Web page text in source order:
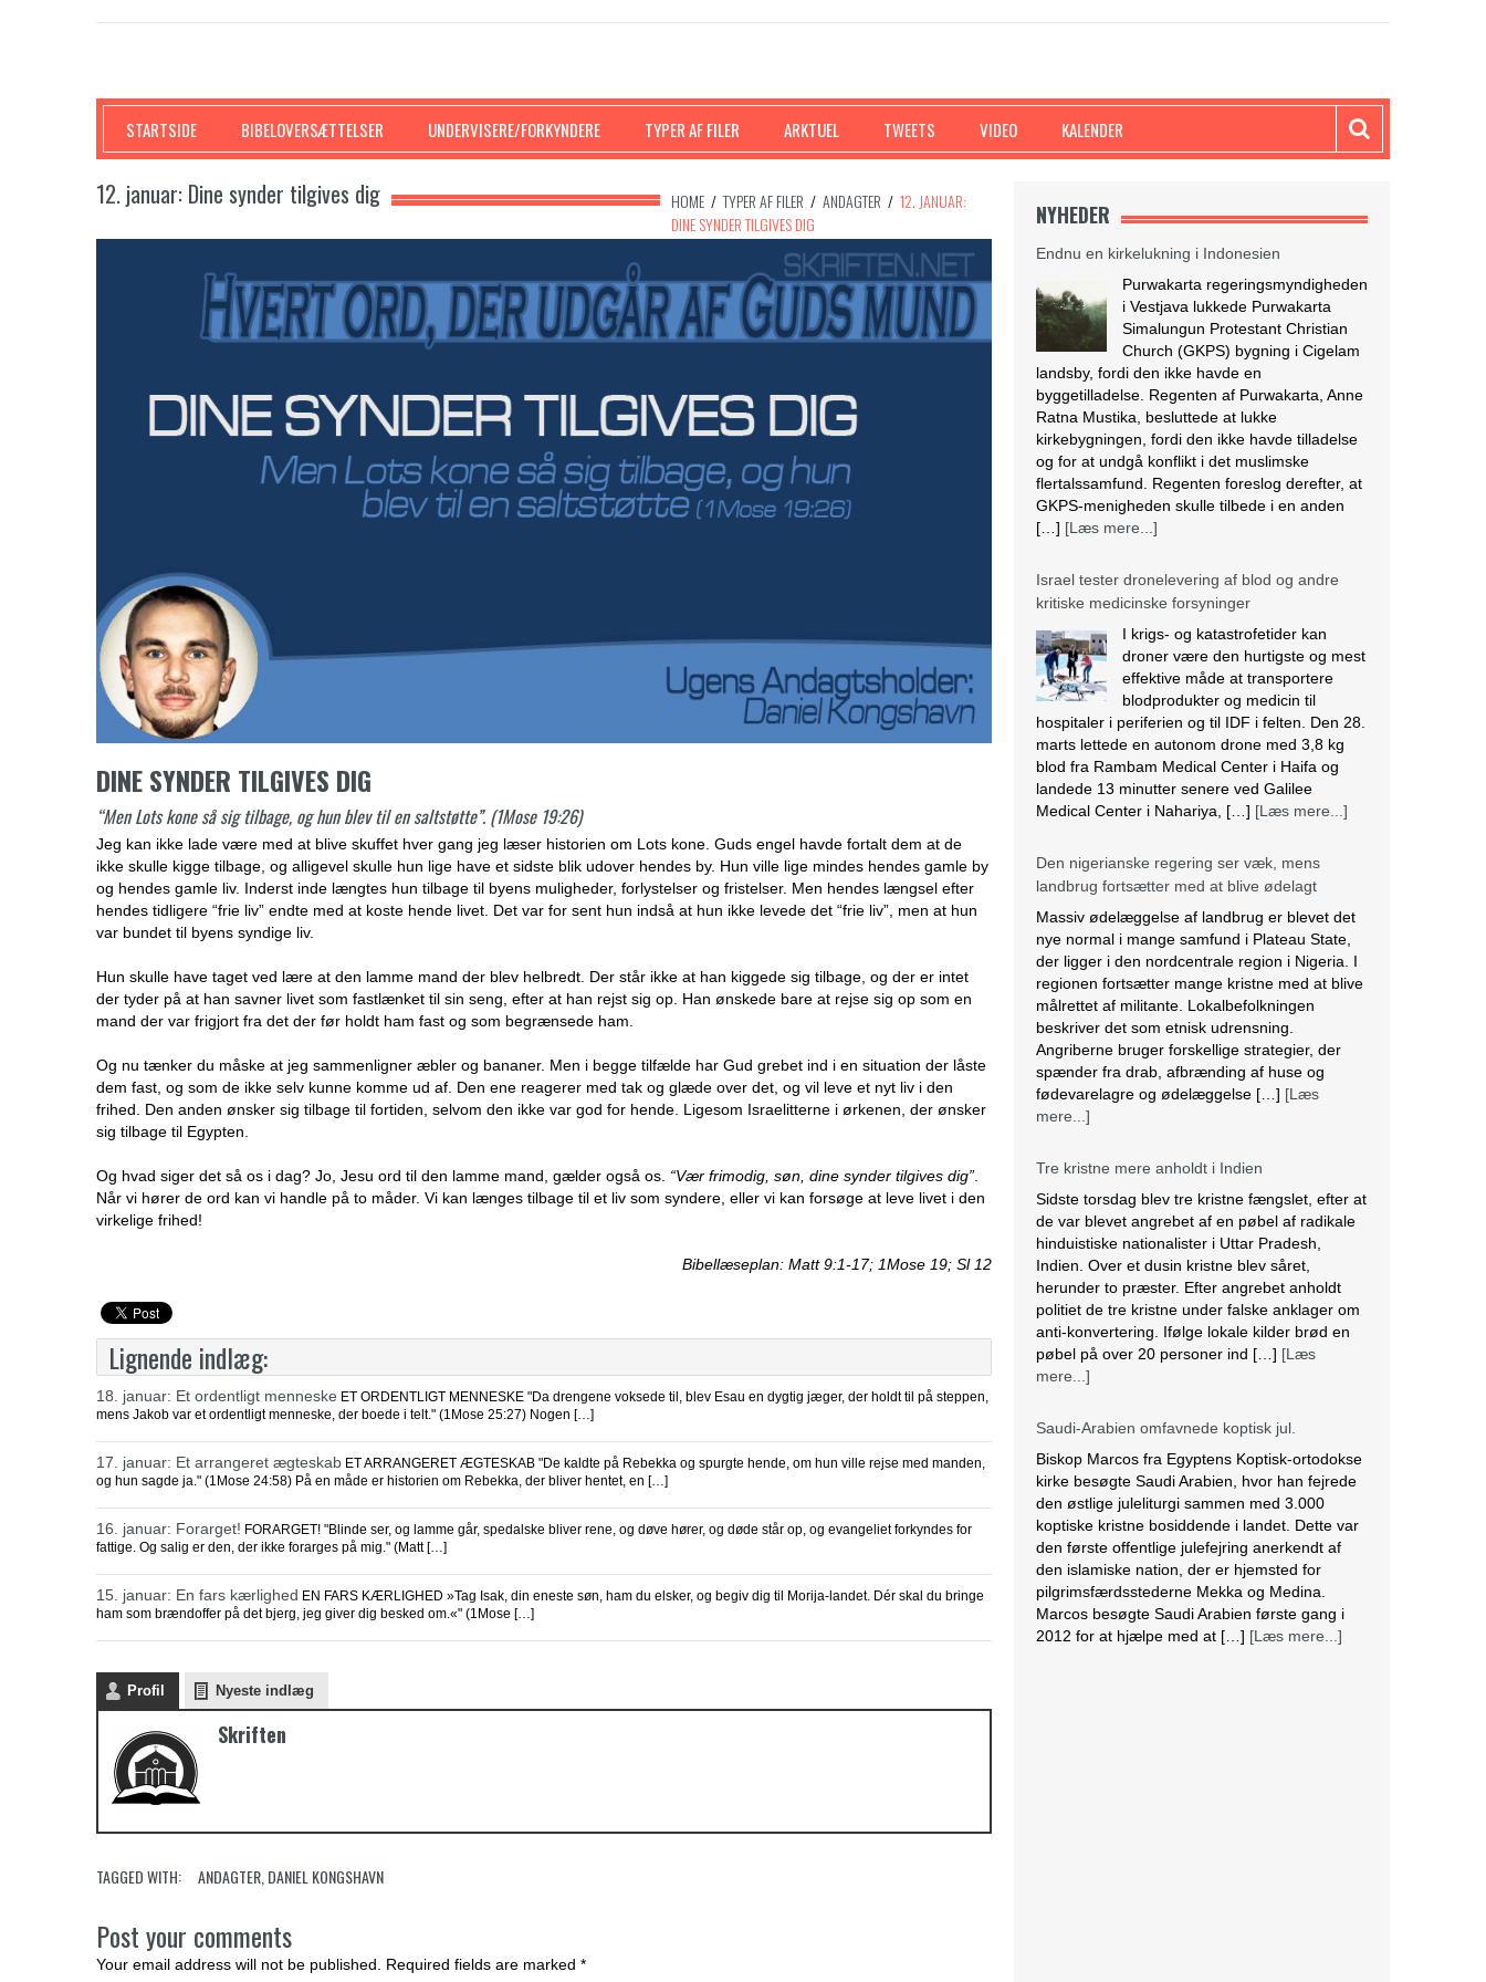
SKRIFTEN
STARTSIDE BIBELOVERSÆTTELSER UNDERVISERE/FORKYNDERE TYPER AF FILER ARKTUEL TWEETS VIDEO KALENDER
HOME / TYPER AF FILER / ANDAGTER / 12. JANUAR:
DINE SYNDER TILGIVES DIG
12. januar: Dine synder tilgives dig
DINE SYNDER TILGIVES DIG
“Men Lots kone så sig tilbage, og hun blev til en saltstøtte”. (1Mose 19:26)
Jeg kan ikke lade være med at blive skuffet hver gang jeg læser historien om Lots kone. Guds engel havde fortalt dem at de
ikke skulle kigge tilbage, og alligevel skulle hun lige have et sidste blik udover hendes by. Hun ville lige mindes hendes gamle by
og hendes gamle liv. Inderst inde længtes hun tilbage til byens muligheder, forlystelser og fristelser. Men hendes længsel efter
hendes tidligere “frie liv” endte med at koste hende livet. Det var for sent hun indså at hun ikke levede det “frie liv”, men at hun
var bundet til byens syndige liv.
Hun skulle have taget ved lære at den lamme mand der blev helbredt. Der står ikke at han kiggede sig tilbage, og der er intet
der tyder på at han savner livet som fastlænket til sin seng, efter at han rejst sig op. Han ønskede bare at rejse sig op som en
mand der var frigjort fra det der før holdt ham fast og som begrænsede ham.
Og nu tænker du måske at jeg sammenligner æbler og bananer. Men i begge tilfælde har Gud grebet ind i en situation der låste
dem fast, og som de ikke selv kunne komme ud af. Den ene reagerer med tak og glæde over det, og vil leve et nyt liv i den
frihed. Den anden ønsker sig tilbage til fortiden, selvom den ikke var god for hende. Ligesom Israelitterne i ørkenen, der ønsker
sig tilbage til Egypten.
Og hvad siger det så os i dag? Jo, Jesu ord til den lamme mand, gælder også os. “Vær frimodig, søn, dine synder tilgives dig”
Når vi hører de ord kan vi handle på to måder. Vi kan længes tilbage til et liv som syndere, eller vi kan forsøge at leve livet i den
virkelige frihed!
Bibellæseplan: Matt 9:1-17; 1Mose 19; Sl 12
Lignende indlæg:
18. januar: Et ordentligt menneske ET ORDENTLIGT MENNESKE "Da drengene voksede til, blev Esau en dygtig jæger, der holdt til på steppen,
mens Jakob var et ordentligt menneske, der boede i telt." (1Mose 25:27) Nogen […]
17. januar: Et arrangeret ægteskab ET ARRANGERET ÆGTESKAB "De kaldte på Rebekka og spurgte hende, om hun ville rejse med manden,
og hun sagde ja." (1Mose 24:58) På en måde er historien om Rebekka, der bliver hentet, en […]
16. januar: Forarget! FORARGET! "Blinde ser, og lamme går, spedalske bliver rene, og døve hører, og døde står op, og evangeliet forkyndes for
fattige. Og salig er den, der ikke forarges på mig." (Matt […]
15. januar: En fars kærlighed EN FARS KÆRLIGHED »Tag Isak, din eneste søn, ham du elsker, og begiv dig til Morija-landet. Dér skal du bringe
ham som brændoffer på det bjerg, jeg giver dig besked om.«" (1Mose […]
Profil Nyeste indlæg
Skriften
TAGGED WITH: ANDAGTER DANIEL KONGSHAVN
Post your comments
Your email address will not be published. Required fields are marked *
NYHEDER
Endnu en kirkelukning i Indonesien
Purwakarta regeringsmyndigheden
i Vestjava lukkede Purwakarta
Simalungun Protestant Christian
Church (GKPS) bygning i Cigelam
landsby, fordi den ikke havde en
byggetilladelse. Regenten af Purwakarta, Anne
Ratna Mustika, besluttede at lukke
kirkebygningen, fordi den ikke havde tilladelse
og for at undgå konflikt i det muslimske
flertalssamfund. Regenten foreslog derefter, at
GKPS-menigheden skulle tilbede i en anden
[…] [Læs mere...]
Israel tester dronelevering af blod og andre
kritiske medicinske forsyninger
I krigs- og katastrofetider kan
droner være den hurtigste og mest
effektive måde at transportere
blodprodukter og medicin til
hospitaler i periferien og til IDF i felten. Den 28.
marts lettede en autonom drone med 3,8 kg
blod fra Rambam Medical Center i Haifa og
landede 13 minutter senere ved Galilee
Medical Center i Nahariya, […] [Læs mere...]
Den nigerianske regering ser væk, mens
landbrug fortsætter med at blive ødelagt
Massiv ødelæggelse af landbrug er blevet det
nye normal i mange samfund i Plateau State,
der ligger i den nordcentrale region i Nigeria. I
regionen fortsætter mange kristne med at blive
målrettet af militante. Lokalbefolkningen
beskriver det som etnisk udrensning.
Angriberne bruger forskellige strategier, der
spænder fra drab, afbrænding af huse og
fødevarelagre og ødelæggelse […] [Læs
mere...]
Tre kristne mere anholdt i Indien
Sidste torsdag blev tre kristne fængslet, efter at
de var blevet angrebet af en pøbel af radikale
hinduistiske nationalister i Uttar Pradesh,
Indien. Over et dusin kristne blev såret,
herunder to præster. Efter angrebet anholdt
politiet de tre kristne under falske anklager om
anti-konvertering. Ifølge lokale kilder brød en
pøbel på over 20 personer ind […] [Læs
mere...]
Saudi-Arabien omfavnede koptisk jul.
Biskop Marcos fra Egyptens Koptisk-ortodokse
kirke besøgte Saudi Arabien, hvor han fejrede
den østlige juleliturgi sammen med 3.000
koptiske kristne bosiddende i landet. Dette var
den første offentlige julefejring anerkendt af
den islamiske nation, der er hjemsted for
pilgrimsfærdsstederne Mekka og Medina.
Marcos besøgte Saudi Arabien første gang i
2012 for at hjælpe med at […] [Læs mere...]